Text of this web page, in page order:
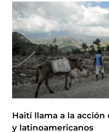
Haití llama a la
y latinoamericanos